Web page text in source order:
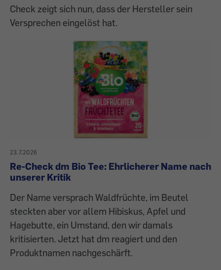
Check zeigt sich nun, dass der Hersteller sein
Versprechen eingelöst hat.
23.7.2026
Re-Check dm Bio Tee: Ehrlicherer Name nach
unserer Kritik
Der Name versprach Waldfrüchte, im Beutel
steckten aber vor allem Hibiskus, Apfel und
Hagebutte, ein Umstand, den wir damals
kritisierten. Jetzt hat dm reagiert und den
Produktnamen nachgeschärft.